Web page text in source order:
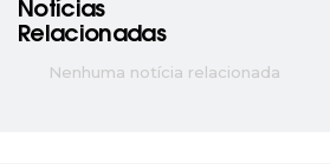
Notícias
Relacionadas
Nenhuma notícia relacionada